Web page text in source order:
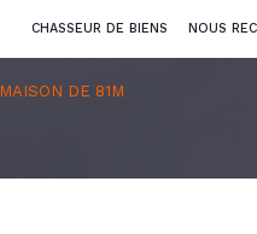
CHASSEUR DE BIENS NOUS
MAISON DE 81M